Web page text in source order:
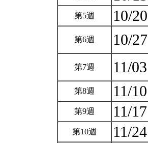
第5週 10/20
第6週 10/27
第7週 11/03
第8週 11/10
第9週 11/17
第10週 11/24